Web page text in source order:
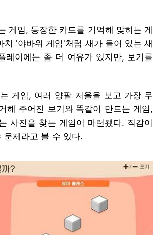
게임, 등장한 카드를 기억해 맞히는 게
'야바위 게임'처럼 새가 들어 있는 새
레이에는 좀 더 여유가 있지만, 보기를
게임, 여러 양팔 저울을 보고 가장 무
해 주어진 보기와 똑같이 만드는 게임,
사진을 찾는 게임이 마련됐다. 직감이
문제라고 볼 수 있다.